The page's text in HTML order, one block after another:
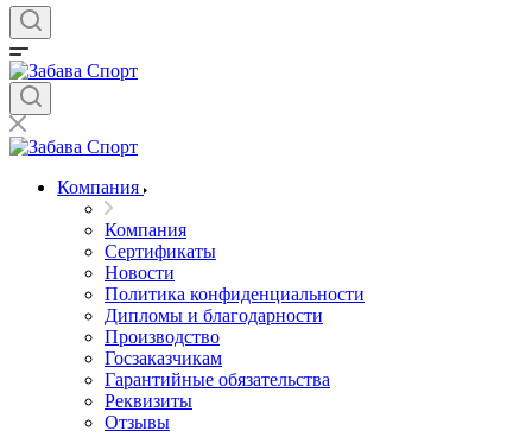
Компания
Компания
Сертификаты
Новости
Политика конфиденциальности
Дипломы и благодарности
Производство
Госзаказчикам
Гарантийные обязательства
Реквизиты
Отзывы